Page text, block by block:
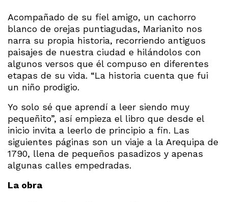
Acompañado de su fiel amigo, un cachorro
blanco de orejas puntiagudas, Marianito nos
narra su propia historia, recorriendo antiguos
paisajes de nuestra ciudad e hilándolos con
algunos versos que él compuso en diferentes
etapas de su vida. “La historia cuenta que fui
un niño prodigio.
Yo solo sé que aprendí a leer siendo muy
pequeñito”, así empieza el libro que desde el
inicio invita a leerlo de principio a fin. Las
siguientes páginas son un viaje a la Arequipa de
1790, llena de pequeños pasadizos y apenas
algunas calles empedradas.
La obra